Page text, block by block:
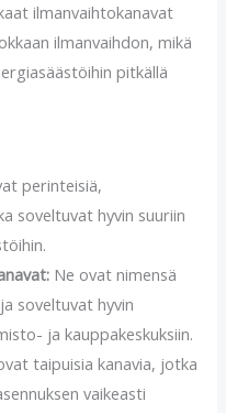
ilmanvaihtokanavat
ilmanvaihdon, mikä
pitkällä
perinteisiä,
soveltuvat hyvin suuriin
Ne ovat nimensä
soveltuvat hyvin
ja kauppakeskuksiin.
taipuisia kanavia, jotka
vaikeasti